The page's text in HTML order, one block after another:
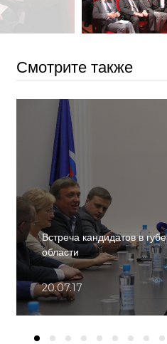
Смотрите также
Встреча кандидатов в
области
20.07.17